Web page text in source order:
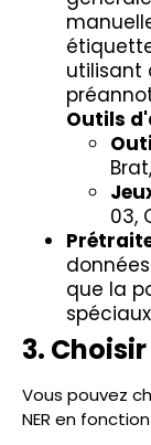
utilisant
Outils
03,
que la
3.
Vous pouvez
NER en